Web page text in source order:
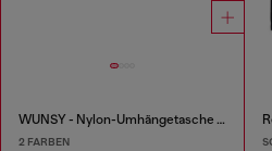
WUNSY - Nylon-Umhängetasche mit Oval D Logo
2 FARBEN